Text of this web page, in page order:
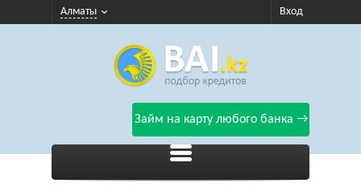
Алматы Вход
Займ на карту любого банка →